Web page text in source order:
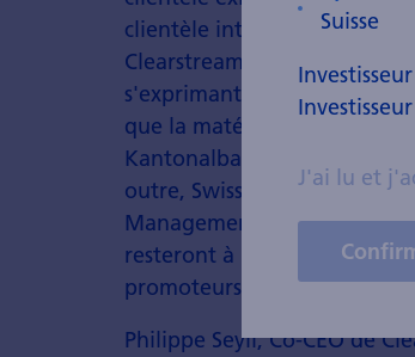
clientèle internationale. En
Clearstream s'attend à une
s'exprimant en millions
que la matérialisation de
Kantonalbank restera l'un
outre, Swisscanto Fund
Management International
resteront à long terme
promoteurs de fonds.
Philippe Seyll, Co-CEO de
J'ai lu et